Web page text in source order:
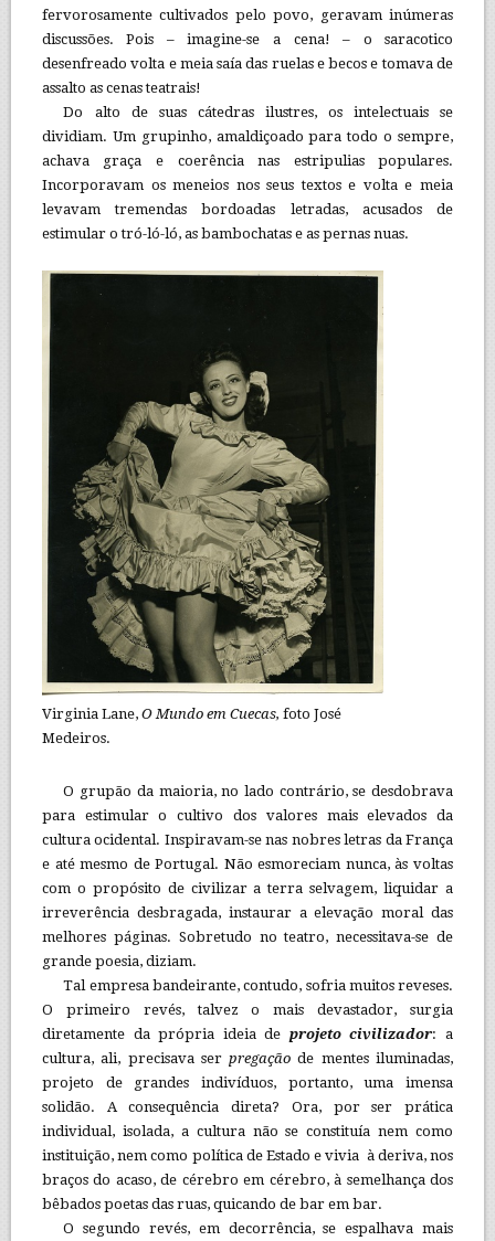
fervorosamente cultivados pelo povo, geravam inúmeras
discussões. Pois – imagine-se a cena! – o saracotico
desenfreado volta e meia saía das ruelas e becos e tomava de
assalto as cenas teatrais!
Do alto de suas cátedras ilustres, os intelectuais se
dividiam. Um grupinho, amaldiçoado para todo o sempre,
achava graça e coerência nas estripulias populares.
Incorporavam os meneios nos seus textos e volta e meia
levavam tremendas bordoadas letradas, acusados de
estimular o tró-ló-ló, as bambochatas e as pernas nuas.
Virginia Lane, O Mundo em Cuecas, foto José
Medeiros.
O grupão da maioria, no lado contrário, se desdobrava
para estimular o cultivo dos valores mais elevados da
cultura ocidental. Inspiravam-se nas nobres letras da França
e até mesmo de Portugal. Não esmoreciam nunca, às voltas
com o propósito de civilizar a terra selvagem, liquidar a
irreverência desbragada, instaurar a elevação moral das
melhores páginas. Sobretudo no teatro, necessitava-se de
grande poesia, diziam.
Tal empresa bandeirante, contudo, sofria muitos reveses.
O primeiro revés, talvez o mais devastador, surgia
diretamente da própria ideia de projeto civilizador: a
cultura, ali, precisava serpregaçãode mentes iluminadas,
projeto de grandes indivíduos, portanto, uma imensa
solidão. A consequência direta? Ora, por ser prática
individual, isolada, a cultura não se constituía nem como
instituição, nem como política de Estado e vivia à deriva, nos
braços do acaso, de cérebro em cérebro, à semelhança dos
bêbados poetas das ruas, quicando de bar em bar.
O segundo revés, em decorrência, se espalhava mais